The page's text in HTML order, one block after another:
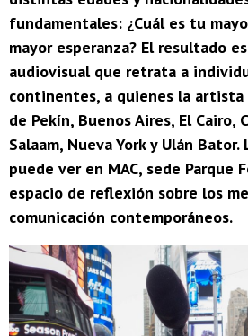
fundamentales: ¿Cuál es tu
mayor esperanza? El resultado
audiovisual que retrata a
continentes, a quienes la artista
de Pekín, Buenos Aires, El Cairo,
Salaam, Nueva York y Ulán Bator.
puede ver en MAC, sede Parque
espacio de reflexión sobre los
comunicación contemporáneos.